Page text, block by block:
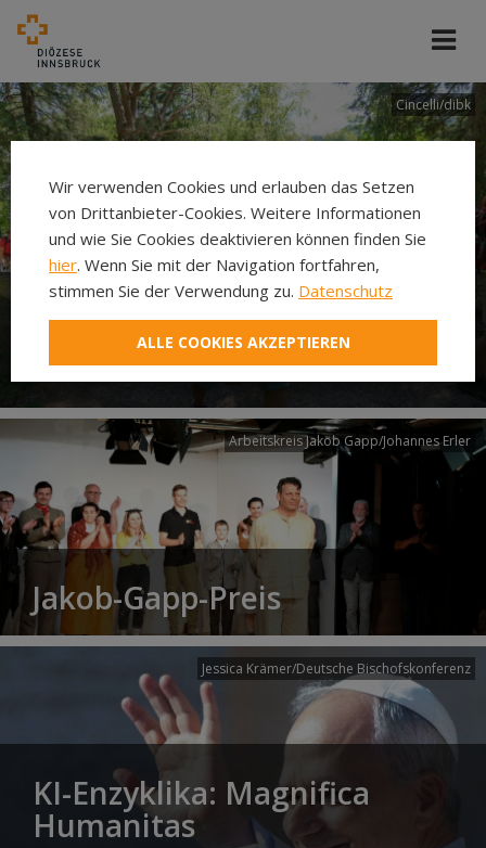
Cincelli/dibk
Neuer Pilgerweg Via
Laudato si’
Arbeitskreis Jakob Gapp/Johannes Erler
Jakob-Gapp-Preis
Jessica Krämer/Deutsche Bischofskonferenz
KI-Enzyklika: Magnifica
Humanitas
Wir verwenden Cookies und erlauben das Setzen
von Drittanbieter-Cookies. Weitere Informationen
und wie Sie Cookies deaktivieren können finden Sie
hier. Wenn Sie mit der Navigation fortfahren,
stimmen Sie der Verwendung zu. Datenschutz
ALLE COOKIES AKZEPTIEREN